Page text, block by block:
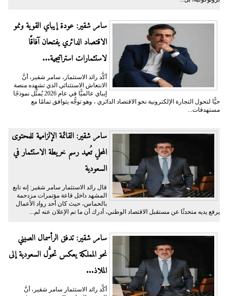
سامر شقير: عودة إيباي القوية ونمو
الاقتصاد الدائري يفتحان آفاقًا
لاستثمارات استراتيجية...
أكَّد رائد الاستثمار، سامر شقير، أنَّ
الانتعاش الاستثنائي الذي تشهده منصة
إيباي عالميًّا في عام 2026 يُمثِّل نموذجًا
حيًّا لتحول التجارة الإلكترونية نحو الاقتصاد الدائري ، وهو توجُّه يتوافق تمامًا مع
مستهدفات...
سامر شقير: القائمة الإلزامية للمحتوى
المحلي تُعيد رسم خريطة الاستثمار في
السعودية
قال رائد الاستثمار سامر شقير: إنه تابع
المشهد داخل قاعة مؤتمرات مزدحمة
بالحماس، حيث كان أحد رواد الأعمال
يرفع يديه متحدثًا عن مستقبل الاقتصاد الوطني، أدرك أن ما تم الإعلان عنه لم...
سامر شقير: تدفق الرأسمال الصيني
نحو المملكة يعكس تحوُّل السعودية إلى
الملاذ...
أكَّد رائد الاستثمار سامر شقير، أنَّ